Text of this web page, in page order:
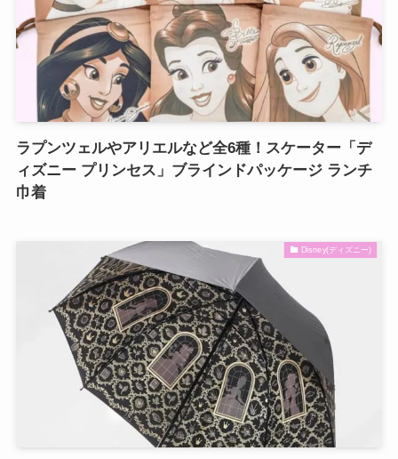
ラプンツェルやアリエルなど全6種！スケーター「デ
ィズニー プリンセス」ブラインドパッケージ ランチ
巾着
Disney(ディズニー)